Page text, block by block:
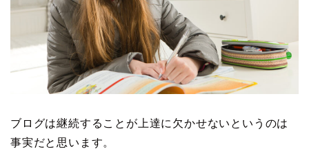
ブログは継続することが上達に欠かせないというのは
事実だと思います。